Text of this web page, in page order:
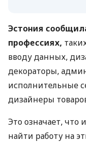
Эстония
профессиях,
вводу данных,
декораторы,
исполнительные
дизайнеры
Это означает,
найти работу на